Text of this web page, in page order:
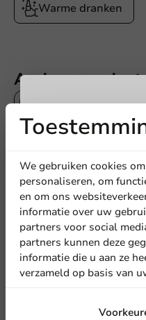
Warme dranken
Andere
Best verkocht
We gebruiken cookies
personaliseren, om
en om ons
informatie over uw
partners voor social
partners kunnen deze
informatie die u aan ze
verzameld op basis van
Meld je